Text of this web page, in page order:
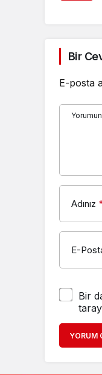
Bir
E-posta
Adınız
E-
Bir
YORUM